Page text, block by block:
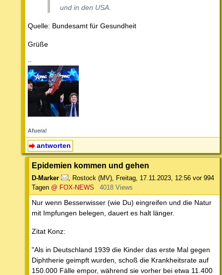
und in den USA.
Quelle: Bundesamt für Gesundheit
Grüße
--
Afuera!
antworten
Epidemien kommen und gehen
D-Marker Rostock (MV) Freitag, 17.11.2023, 12:56 vor 994
Tagen @ FOX-NEWS 4018 Views
Nur wenn Besserwisser (wie Du) eingreifen und die Natur
mit Impfungen belegen, dauert es halt länger.
Zitat Konz:
"Als in Deutschland 1939 die Kinder das erste Mal gegen
Diphtherie geimpft wurden, schoß die Krankheitsrate auf
150.000 Fälle empor, während sie vorher bei etwa 11.400